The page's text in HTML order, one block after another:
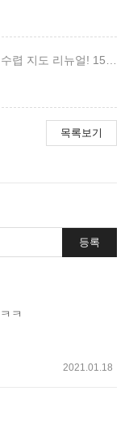
리뉴얼! 15. 볼다이크 편.
목록보기
등록
ㅋ
2021.01.18